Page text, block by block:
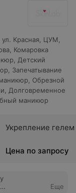
ул. Красная ЦУМ
Комаровка
Детский
Запечатывание
Обрезной
Долговременное
маникюр
Укрепление гелем
Цена по запросу
Еще